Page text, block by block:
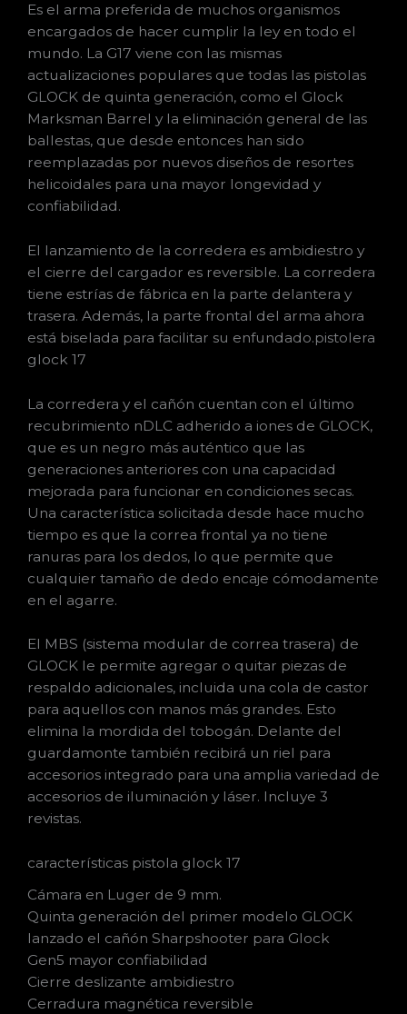
Es el arma preferida de muchos organismos
encargados de hacer cumplir la ley en todo el
mundo. La G17 viene con las mismas
actualizaciones populares que todas las pistolas
GLOCK de quinta generación, como el Glock
Marksman Barrel y la eliminación general de las
ballestas, que desde entonces han sido
reemplazadas por nuevos diseños de resortes
helicoidales para una mayor longevidad y
confiabilidad.
El lanzamiento de la corredera es ambidiestro y
el cierre del cargador es reversible. La corredera
tiene estrías de fábrica en la parte delantera y
trasera. Además, la parte frontal del arma ahora
está biselada para facilitar su enfundado.pistolera
glock 17
La corredera y el cañón cuentan con el último
recubrimiento nDLC adherido a iones de GLOCK,
que es un negro más auténtico que las
generaciones anteriores con una capacidad
mejorada para funcionar en condiciones secas.
Una característica solicitada desde hace mucho
tiempo es que la correa frontal ya no tiene
ranuras para los dedos, lo que permite que
cualquier tamaño de dedo encaje cómodamente
en el agarre.
El MBS (sistema modular de correa trasera) de
GLOCK le permite agregar o quitar piezas de
respaldo adicionales, incluida una cola de castor
para aquellos con manos más grandes. Esto
elimina la mordida del tobogán. Delante del
guardamonte también recibirá un riel para
accesorios integrado para una amplia variedad de
accesorios de iluminación y láser. Incluye 3
revistas.
características pistola glock 17
Cámara en Luger de 9 mm.
Quinta generación del primer modelo GLOCK
lanzado el cañón Sharpshooter para Glock
Gen5 mayor confiabilidad
Cierre deslizante ambidiestro
Cerradura magnética reversible